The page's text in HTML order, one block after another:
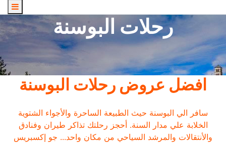
رحلات البوسنة
افضل عروض رحلات البوسنة
سافر الي البوسنة حيث الطبيعة الساحرة والأجواء الشتوية
الخلابة علي مدار السنة. أحجز رحلتك تذاكر طيران وفنادق
والأنتقالات والمرشد السياحي من مكان واحد... جو إكسبريس